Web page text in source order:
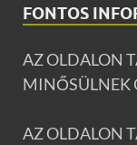
FONTOS
AZ OLDALON
MINŐSÜLNEK
AZ OLDALON